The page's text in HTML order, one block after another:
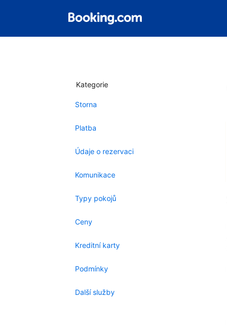
Kategorie
Storna
Platba
Údaje o rezervaci
Komunikace
Typy pokojů
Ceny
Kreditní karty
Podmínky
Další služby